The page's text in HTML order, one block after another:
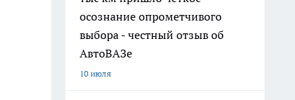
осознание опрометчивого
выбора - честный отзыв об
АвтоВАЗе
10 июля